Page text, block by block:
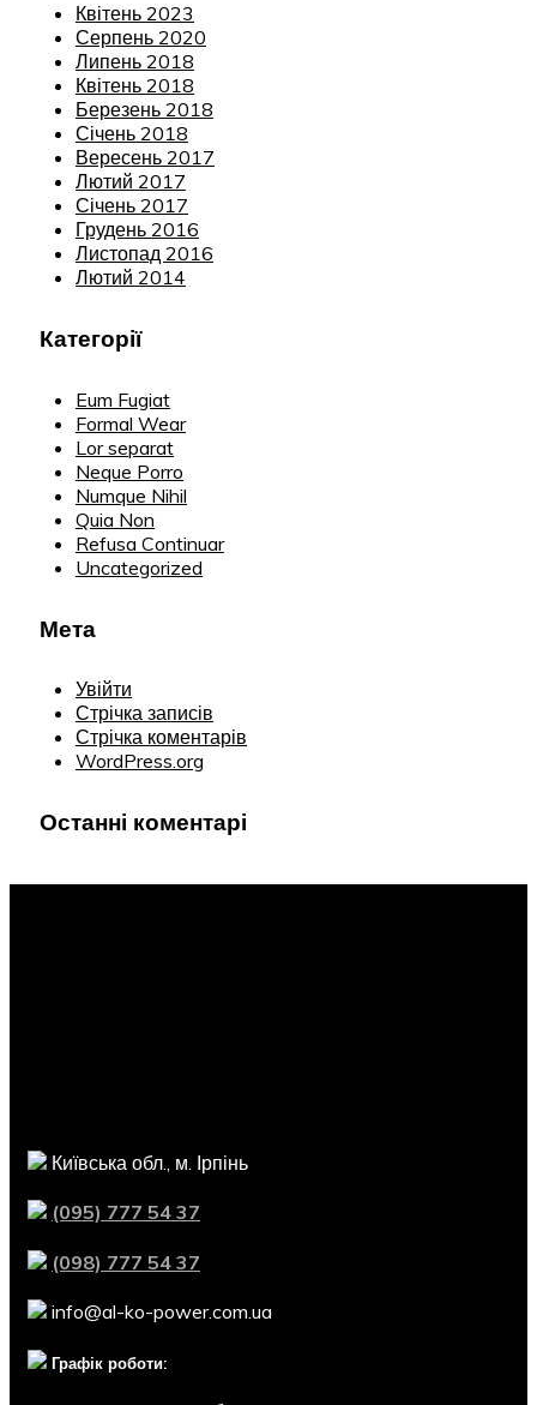
Квітень 2023
Серпень 2020
Липень 2018
Квітень 2018
Березень 2018
Січень 2018
Вересень 2017
Лютий 2017
Січень 2017
Грудень 2016
Листопад 2016
Лютий 2014
Категорії
Eum Fugiat
Formal Wear
Lor separat
Neque Porro
Numque Nihil
Quia Non
Refusa Continuar
Uncategorized
Мета
Увійти
Стрічка записів
Стрічка коментарів
WordPress.org
Останні коментарі
Київська обл., м. Ірпінь
(095) 777 54 37
(098) 777 54 37
info@al-ko-power.com.ua
Графік роботи: